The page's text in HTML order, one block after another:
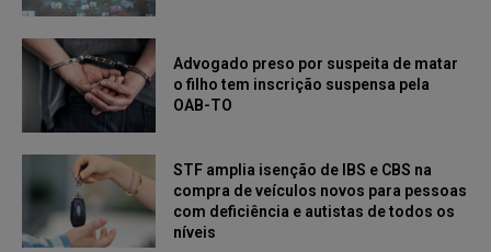
Advogado preso por suspeita de matar
o filho tem inscrição suspensa pela
OAB-TO
STF amplia isenção de IBS e CBS na
compra de veículos novos para pessoas
com deficiência e autistas de todos os
níveis